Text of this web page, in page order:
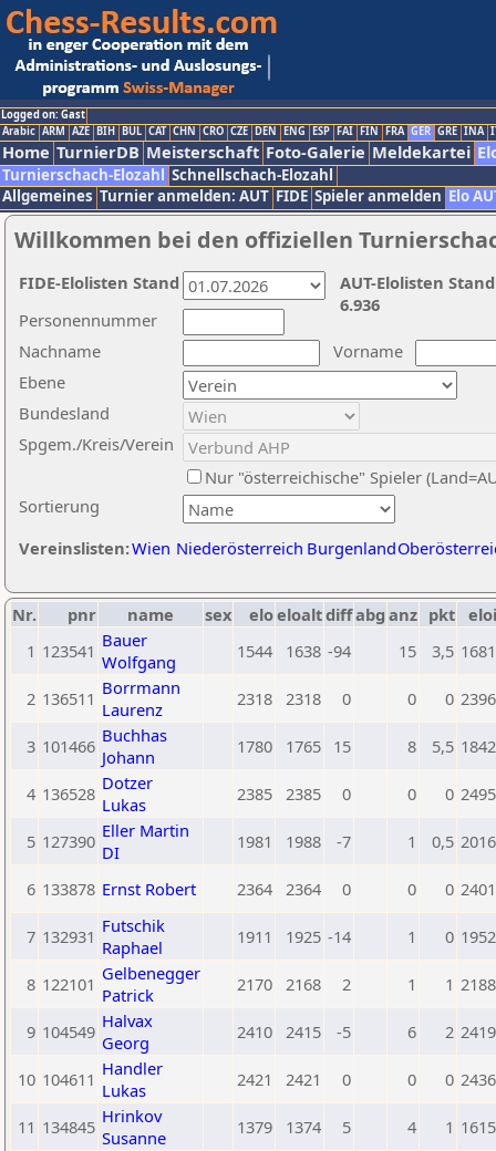
Logged on: Gast
Arabic ARM AZE BIH BUL CAT CHN CRO CZE DEN ENG ESP FAI FIN FRA GER GRE INA
Home TurnierDB Meisterschaft Foto-Galerie Meldekartei
Turnierschach-Elozahl Schnellschach-Elozahl
Allgemeines Turnier anmelden: AUT FIDE Spieler anmelden Elo
Willkommen bei den offiziellen
Nachname
Vorname
Ebene
Sortierung
Personennummer
Bundesland
Spgem./Kreis/Verein
Nur "österreichische" Spieler
Vereinslisten:Wien Niederösterreich Burgenland
AUT-Elolisten
6.936
FIDE-Elolisten Stand
Nr. pnr name sex eloeloaltdiffabg anz pkt eloi
1 123541 Bauer
Wolfgang
1544 1638 -94 15 3,5 1681
2 136511 Borrmann
Laurenz
2318 2318 0 0 0 2396
3 101466 Buchhas
Johann
1780 1765 15 8 5,5 1842
4 136528 Dotzer
Lukas
2385 2385 0 0 0 2495
5 127390 Eller Martin
DI
1981 1988 -7 1 0,5 2016
6 133878 Ernst Robert 2364 2364 0 0 0 2401
7 132931 Futschik
Raphael
1911 1925 -14 1 0 1952
8 122101 Gelbenegger
Patrick
2170 2168 2 1 1 2188
9 104549 Halvax
Georg
2410 2415 -5 6 2 2419
10 104611 Handler
Lukas
2421 2421 0 0 0 2436
11 134845 Hrinkov
Susanne
1379 1374 5 4 1 1615